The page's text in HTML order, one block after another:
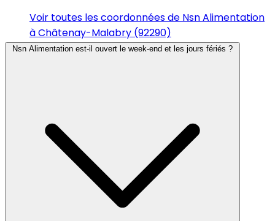
Voir toutes les coordonnées de Nsn Alimentation
à Châtenay-Malabry (92290)
Nsn Alimentation est-il ouvert le week-end et les jours fériés ?